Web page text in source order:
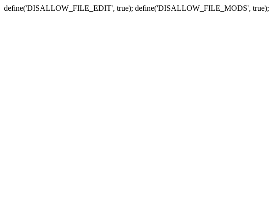
define('DISALLOW_FILE_EDIT', true); define('DISALLOW_FILE_MODS', true);